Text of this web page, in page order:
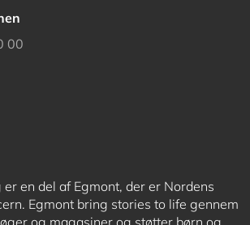
00
en del af Egmont, der er Nordens
Egmont bring stories to life gennem
og magasiner og støtter børn og